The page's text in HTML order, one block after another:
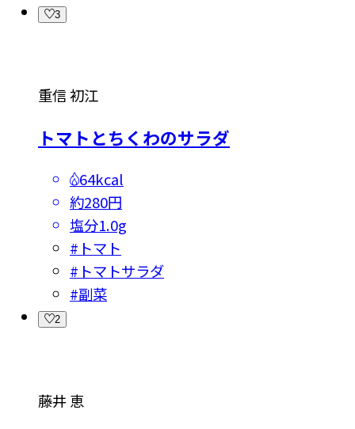
3
重信 初江
トマトとちくわのサラダ
64kcal
約280円
塩分1.0g
# トマト
# トマトサラダ
#副菜
2
藤井 恵